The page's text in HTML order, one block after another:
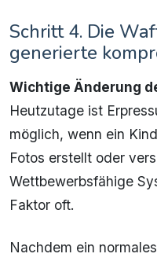
Schritt 4. Die
generierte
Wichtige Änderung
Heutzutage ist
möglich, wenn ein
Fotos erstellt oder
Wettbewerbsfähige
Faktor oft.
Nachdem ein